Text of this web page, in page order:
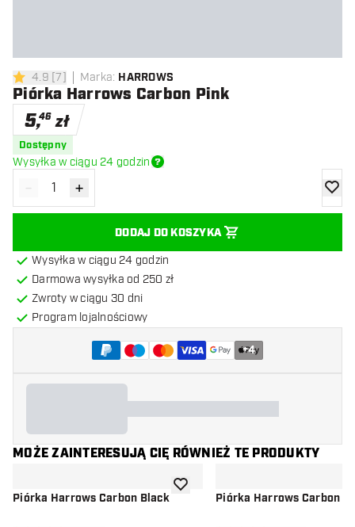
4.9 gwiazdki oceny
4.9 [7] Marka: HARROWS
Piórka Harrows Carbon Pink
5,46 zł
Dostępny
Wysyłka w ciągu 24 godzin
Zmniejsz ilość
- Zwiększ ilość
+
DODAJ DO KOSZYKA
Wysyłka w ciągu 24 godzin
Darmowa wysyłka od 250 zł
Zwroty w ciągu 30 dni
Program lojalnościowy
+4
MOŻE ZAINTERESUJĄ CIĘ RÓWNIEŻ TE PRODUKTY
Piórka Harrows Carbon Black dodaj do listy życzeń
Piórka Harrows Carbon